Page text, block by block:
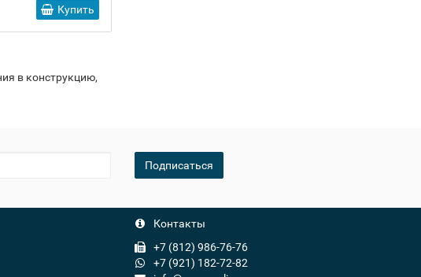
Купить
в конструкцию,
Подписаться
Контакты
+7 (812) 986-76-76
+7 (921) 182-72-82